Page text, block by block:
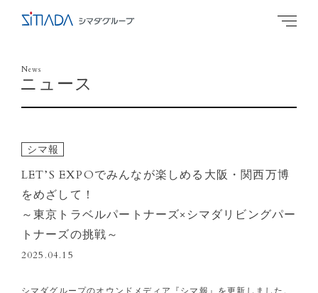
News
ニュース
シマ報
LET’S EXPOでみんなが楽しめる大阪・関西万博
をめざして！
～東京トラベルパートナーズ×シマダリビングパー
トナーズの挑戦～
2025.04.15